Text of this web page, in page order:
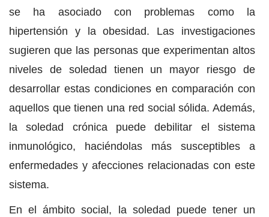
se ha asociado con problemas como la
hipertensión y la obesidad. Las investigaciones
sugieren que las personas que experimentan altos
niveles de soledad tienen un mayor riesgo de
desarrollar estas condiciones en comparación con
aquellos que tienen una red social sólida. Además,
la soledad crónica puede debilitar el sistema
inmunológico, haciéndolas más susceptibles a
enfermedades y afecciones relacionadas con este
sistema.
En el ámbito social, la soledad puede tener un